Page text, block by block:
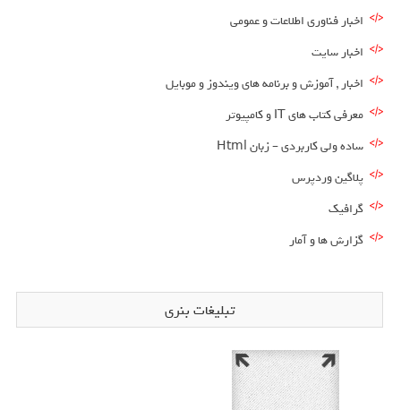
اخبار فناوری اطلاعات و عمومی
اخبار سایت
اخبار , آموزش و برنامه های ویندوز و موبایل
معرفی کتاب های IT و کامپیوتر
ساده ولی کاربردی – زبان Html
پلاگین وردپرس
گرافیک
گزارش ها و آمار
تبلیغات بنری